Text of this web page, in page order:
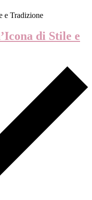
di Stile e